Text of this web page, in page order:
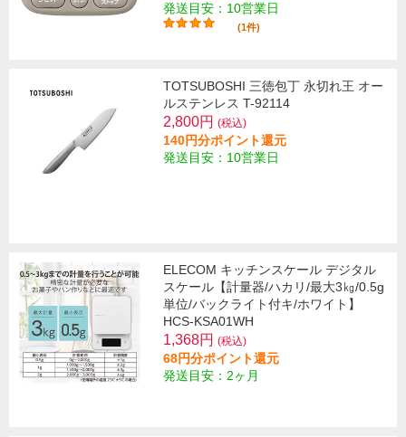
発送目安：10営業日
(1件)
TOTSUBOSHI 三徳包丁 永切れ王 オー
ルステンレス T-92114
2,800円 (税込)
140円分ポイント還元
発送目安：10営業日
ELECOM キッチンスケール デジタル
スケール【計量器/ハカリ/最大3㎏/0.5g
単位/バックライト付キ/ホワイト】
HCS-KSA01WH
1,368円 (税込)
68円分ポイント還元
発送目安：2ヶ月